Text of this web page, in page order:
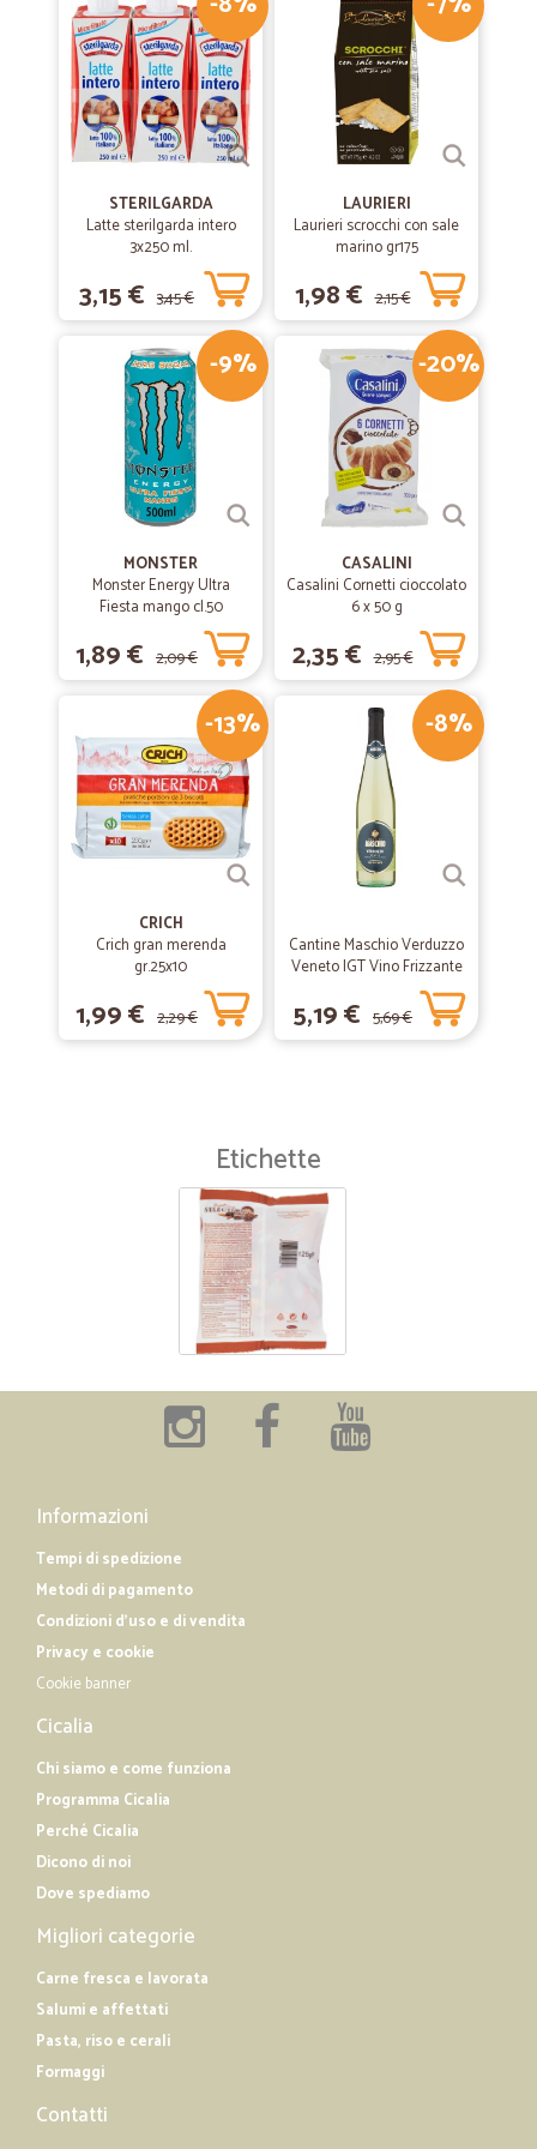
sottovuoto occupano anche meno spazio in freezer. Ottimo il servizio
clienti cordiale e disponibile, spedizione veloce con furgone frigo, in
48 ore arriva a casa. Ci sono tutte le corsie proprio come un
supermercato fisico. Potessi darei più di 5 stelle, merita.
STERILGARDA
Latte sterilgarda intero
3x250 ml.
3,15 € 3,45 €
LAURIERI
Laurieri scrocchi con sale
marino gr175
1,98 € 2,15 €
-9%
MONSTER
Monster Energy Ultra
Fiesta mango cl.50
1,89 € 2,09 €
-20%
CASALINI
Casalini Cornetti cioccolato
6 x 50 g
2,35 € 2,95 €
-13%
CRICH
Crich gran merenda
gr.25x10
1,99 € 2,29 €
-8%
Cantine Maschio Verduzzo
Veneto IGT Vino Frizzante
5,19 € 5,69 €
Etichette
Informazioni
Tempi di spedizione
Metodi di pagamento
Condizioni d'uso e di vendita
Privacy e cookie
Cookie banner
Cicalia
Chi siamo e come funziona
Programma Cicalia
Perché Cicalia
Dicono di noi
Dove spediamo
Migliori categorie
Carne fresca e lavorata
Salumi e affettati
Pasta, riso e cerali
Formaggi
Contatti